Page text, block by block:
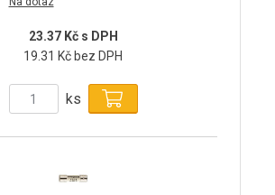
23.37 Kč s DPH
19.31 Kč bez DPH
ks